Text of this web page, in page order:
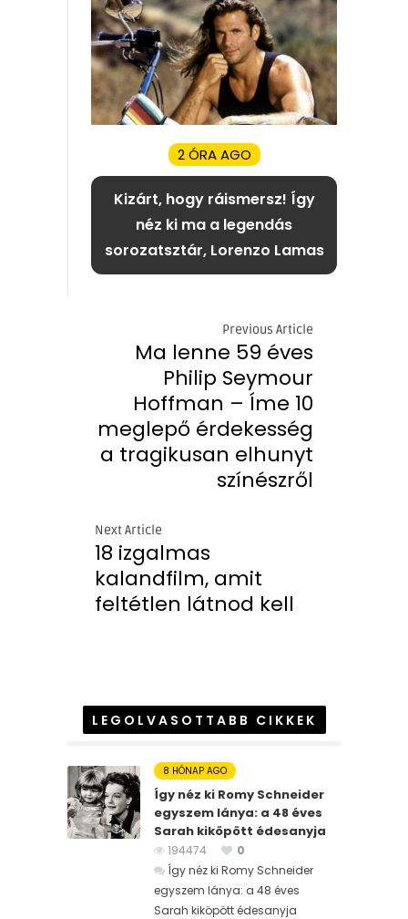
2 ÓRA AGO
Kizárt, hogy ráismersz! Így
néz ki ma a legendás
sorozatsztár, Lorenzo Lamas
Previous Article
Ma lenne 59 éves
Philip Seymour
Hoffman – Íme 10
meglepő érdekesség
a tragikusan elhunyt
színészről
Next Article
18 izgalmas
kalandfilm, amit
feltétlen látnod kell
LEGOLVASOTTABB CIKKEK
8 HÓNAP AGO
Így néz ki Romy Schneider
egyszem lánya: a 48 éves
Sarah kiköpött édesanyja
194474
0
Így néz ki Romy Schneider
egyszem lánya: a 48 éves
Sarah kiköpött édesanyja